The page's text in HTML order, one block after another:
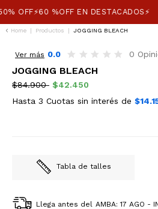
OFF⚡60 %OFF EN DESTACADOS⚡
Home | Productos | JOGGING BLEACH
Ver más 0.0 0
JOGGING BLEACH
$84.900 $42.450
Hasta 3 Cuotas sin interés de
Tabla de talles
Llega antes del AMBA: 17 AGO -